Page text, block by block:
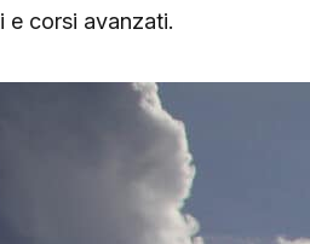
e corsi avanzati.